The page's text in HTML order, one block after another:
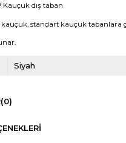
dış taban
standart kauçuk tabanlara
Siyah
(0)